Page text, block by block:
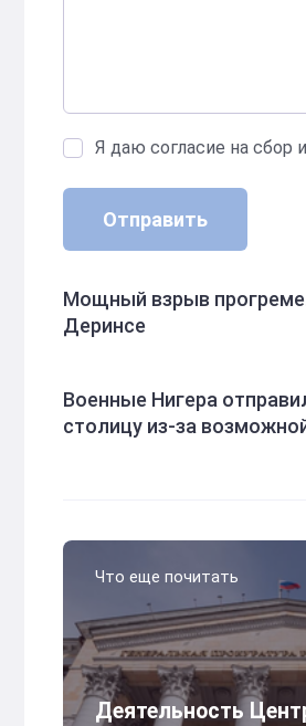
Я даю согласие на сбор
Отправить
Мощный взрыв
Деринсе
Военные Нигера
столицу из-за
Что еще почитать
Деятельность